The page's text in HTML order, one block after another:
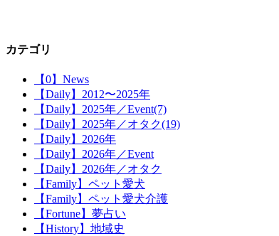
カテゴリ
【0】News
【Daily】2012〜2025年
【Daily】2025年／Event(7)
【Daily】2025年／オタク(19)
【Daily】2026年
【Daily】2026年／Event
【Daily】2026年／オタク
【Family】ペット愛犬
【Family】ペット愛犬介護
【Fortune】夢占い
【History】地域史